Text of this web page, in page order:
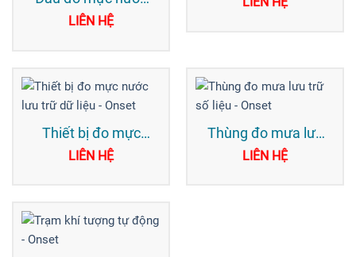
lưu trữ số liệu vỏ
LIÊN HỆ
Thiết bị đo mực
nước lưu trữ dữ liệu
LIÊN HỆ
Thùng đo mưa lưu
trữ số liệu – Onset
LIÊN HỆ